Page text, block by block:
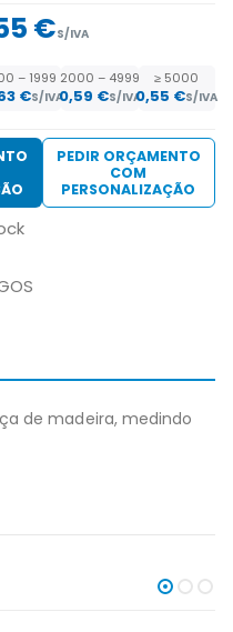
€S/IVA
– 1999
€S/IVA
2000 – 4999
0,59 €S/IVA
≥ 5000
0,55 €S/IVA
PEDIR ORÇAMENTO
COM
PERSONALIZAÇÃO
de madeira, medindo